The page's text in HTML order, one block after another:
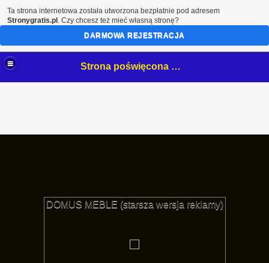
Strona poświęcona mojemu hobby- białostockim NeOnOm.
DOMUS MEBLE (starsza wersja reklamy)
Ta strona internetowa została utworzona bezpłatnie pod adresem
Stronygratis.pl . Czy chcesz też mieć własną stronę?
DARMOWA REJESTRACJA